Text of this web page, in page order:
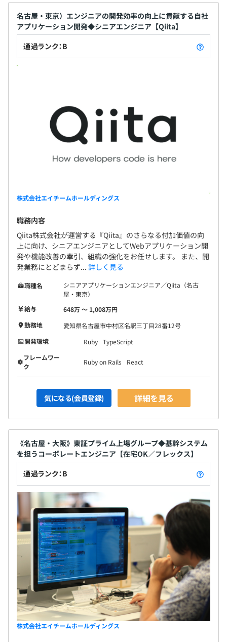
名古屋・東京）エンジニアの開発効率の向上に貢献する自社
アプリケーション開発◆シニアエンジニア【Qiita】
通過ランク：B
株式会社エイチームホールディングス
職務内容
Qiita株式会社が運営する『Qiita』のさらなる付加価値の向
上に向け、シニアエンジニアとしてWebアプリケーション開
発や機能改善の牽引、組織の強化をお任せします。 また、開
発業務にとどまらず... 詳しく見る
職種名
シニアアプリケーションエンジニア／Qiita（名古
屋・東京）
給与
648万 〜 1,008万円
勤務地
愛知県名古屋市中村区名駅三丁目28番12号
開発環境
Ruby TypeScript
フレームワー
ク
Ruby on Rails React
気になる(会員登録) 詳細を見る
《名古屋・大阪》東証プライム上場グループ◆基幹システム
を担うコーポレートエンジニア【在宅OK／フレックス】
通過ランク：B
株式会社エイチームホールディングス